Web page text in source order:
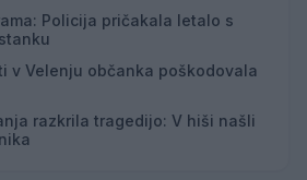
Policija pričakala letalo s
v Velenju občanka poškodovala
razkrila tragedijo: V hiši našli